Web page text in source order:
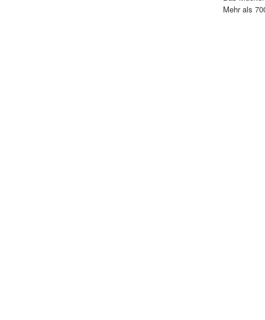
Mehr als